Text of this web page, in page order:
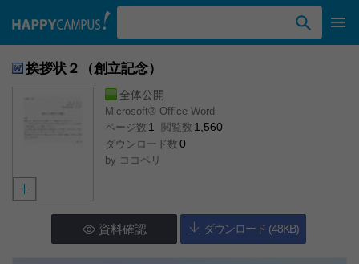
挨拶状２（創立記念）
全体公開
Microsoft® Office Word
ページ数 1 閲覧数 1,560
ダウンロード数 0
by ココペリ
資料確認 ダウンロード (48KB)